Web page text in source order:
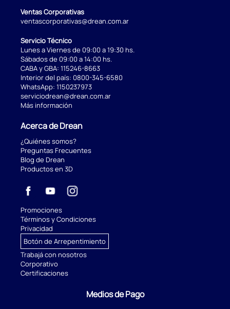
Ventas Corporativas
ventascorporativas@drean.com.ar
Servicio Técnico
Lunes a Viernes de 09:00 a 19:30 hs.
Sábados de 09:00 a 14:00 hs.
CABA y GBA: 115246-8663
Interior del país: 0800-345-6580
WhatsApp: 1150237973
serviciodrean@drean.com.ar
Más información
Acerca de Drean
¿Quiénes somos?
Preguntas Frecuentes
Blog de Drean
Productos en 3D
Promociones
Términos y Condiciones
Privacidad
Botón de Arrepentimiento
Trabajá con nosotros
Corporativo
Certificaciones
Medios de Pago